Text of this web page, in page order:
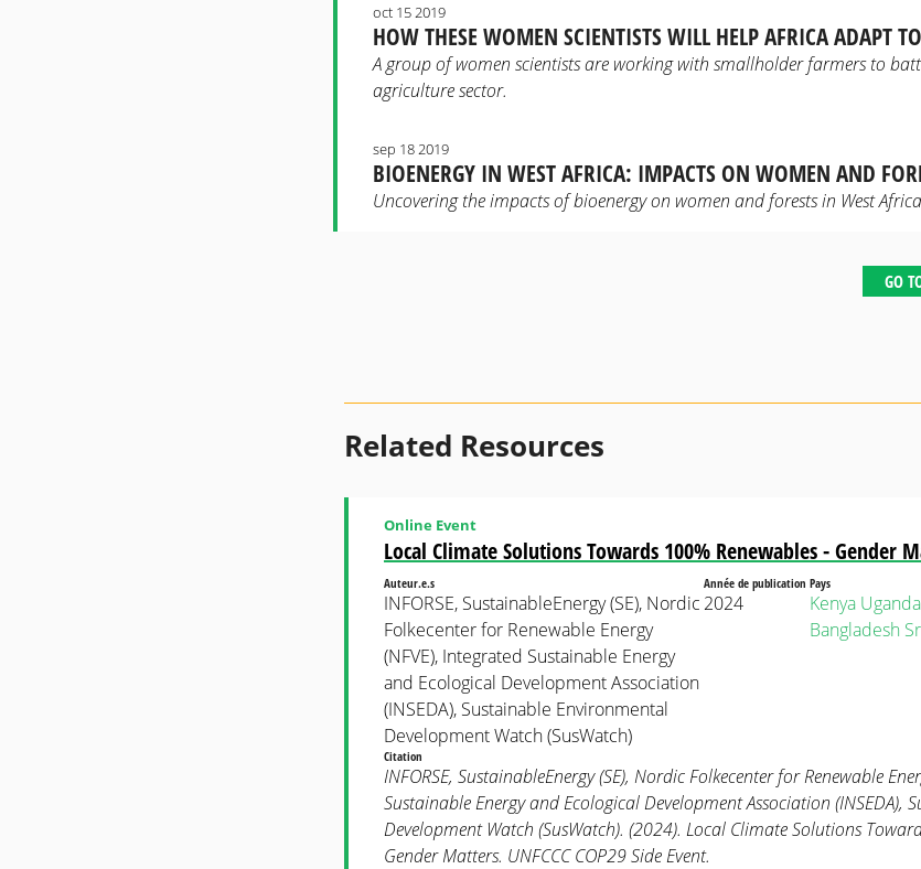
HOW THESE WOMEN SCIENTISTS WILL HELP AFRICA ADAPT
oct 15 2019
A group of women scientists are working with smallholder farmers to
agriculture sector.
BIOENERGY IN WEST AFRICA: IMPACTS ON WOMEN AND
sep 18 2019
Uncovering the impacts of bioenergy on women and forests in West
GO
Related Resources
Local Climate Solutions Towards 100% Renewables - Gender
Online Event
Auteur.e.s
INFORSE, SustainableEnergy (SE), Nordic
Folkecenter for Renewable Energy
(NFVE), Integrated Sustainable Energy
and Ecological Development Association
(INSEDA), Sustainable Environmental
Development Watch (SusWatch)
Année de publication
2024
Pays
Kenya Uganda
Bangladesh
Citation
INFORSE, SustainableEnergy (SE), Nordic Folkecenter for Renewable
Sustainable Energy and Ecological Development Association (INSEDA),
Development Watch (SusWatch). (2024). Local Climate Solutions
Gender Matters. UNFCCC COP29 Side Event.